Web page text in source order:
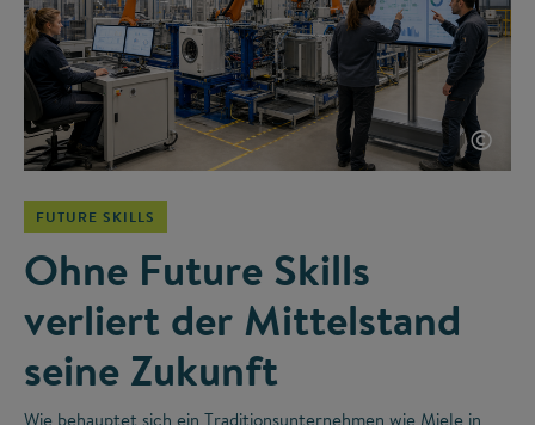
©
FUTURE SKILLS
Ohne Future Skills
verliert der Mittelstand
seine Zukunft
Wie behauptet sich ein Traditionsunternehmen wie Miele in